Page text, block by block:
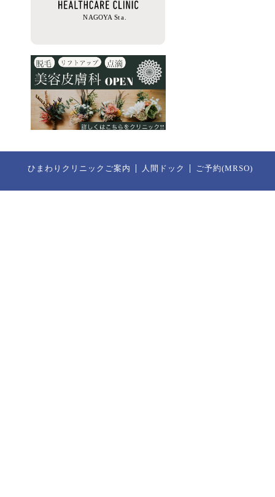
ひまわりクリニックご案内 人間ドック ご予約(MRSO)